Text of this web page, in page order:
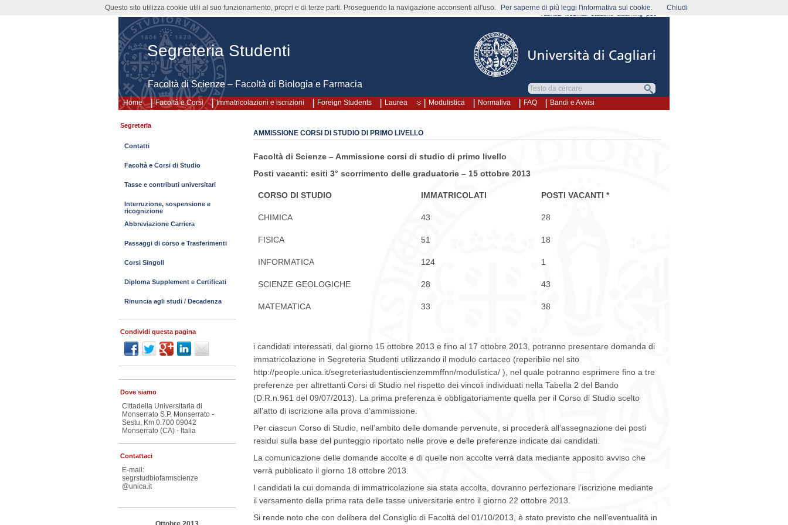
Segreteria Studenti
Facoltà di Scienze – Facoltà di Biologia e Farmacia
Home
rubrica webmail
Facoltà e Corsi Immatricolazioni e iscrizioni Foreign Students Laurea Modulistica Normativa FAQ Bandi e Avvisi
AMMISSIONE CORSI DI STUDIO DI PRIMO LIVELLO
Facoltà di Scienze – Ammissione corsi di studio di primo livello
Posti vacanti: esiti 3° scorrimento delle graduatorie – 15 ottobre 2013
CORSO DI STUDIO IMMATRICOLATI POSTI VACANTI *
CHIMICA 43 28
FISICA 51 18
INFORMATICA 124 1
SCIENZE GEOLOGICHE 28 43
MATEMATICA 33 38
i candidati interessati, dal giorno 15 ottobre 2013 e fino al 17 ottobre 2013, potranno presentare domanda di
immatricolazione in Segreteria Studenti utilizzando il modulo cartaceo (reperibile nel sito
http://people.unica.it/segreteriastudentiscienzemmffnn/modulistica/ ), nel quale potranno esprimere fino a tre
preferenze per altrettanti Corsi di Studio nel rispetto dei vincoli individuati nella Tabella 2 del Bando
(D.R.n.961 del 09/07/2013). La prima preferenza è obbligatoriamente quella per il Corso di Studio scelto
all’atto di iscrizione alla prova d’ammissione.
Per ciascun Corso di Studio, nell’ambito delle domande pervenute, si procederà all’assegnazione dei posti
residui sulla base del punteggio riportato nelle prove e delle preferenze indicate dai candidati.
La comunicazione delle domande accolte e di quelle non accolte verrà data mediante apposito avviso che
verrà pubblicato il giorno 18 ottobre 2013.
I candidati la cui domanda di immatricolazione sia stata accolta, dovranno perfezionare l’iscrizione mediante
il versamento della prima rata delle tasse universitarie entro il giorno 22 ottobre 2013.
Si rende noto che con delibera del Consiglio di Facoltà del 01/10/2013, è stato previsto che nell’eventualità in
Segreteria
Contatti
Facoltà e Corsi di Studio
Tasse e contributi universitari
Interruzione, sospensione e
ricognizione
Abbreviazione Carriera
Passaggi di corso e Trasferimenti
Corsi Singoli
Diploma Supplement e Certificati
Rinuncia agli studi / Decadenza
Condividi questa pagina
Dove siamo
Cittadella Universitaria di
Monserrato S.P. Monserrato -
Sestu, Km 0.700 09042
Monserrato (CA) - Italia
Contattaci
E-mail:
segrstudbiofarmscienze
@unica.it
Questo sito utilizza cookie utili al suo funzionamento, propri e di terze parti. Proseguendo la navigazione acconsenti all'uso. Per saperne di più leggi l'informativa sui cookie. Chiudi